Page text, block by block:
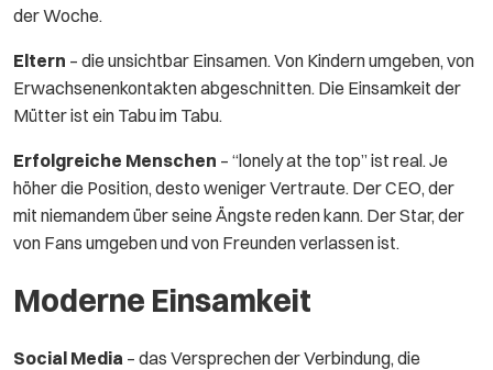
der Woche.
Eltern – die unsichtbar Einsamen. Von Kindern umgeben, von
Erwachsenenkontakten abgeschnitten. Die Einsamkeit der
Mütter ist ein Tabu im Tabu.
Erfolgreiche Menschen – “lonely at the top” ist real. Je
höher die Position, desto weniger Vertraute. Der CEO, der
mit niemandem über seine Ängste reden kann. Der Star, der
von Fans umgeben und von Freunden verlassen ist.
Moderne Einsamkeit
Social Media – das Versprechen der Verbindung, die